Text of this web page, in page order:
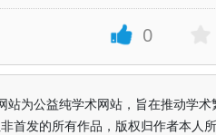
0
为公益纯学术网站，旨在推动学术
首发的所有作品，版权归作者本人